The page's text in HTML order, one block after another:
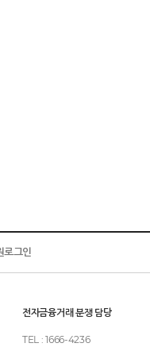
로그인
전자금융거래 분쟁 담당
TEL : 1666-4236